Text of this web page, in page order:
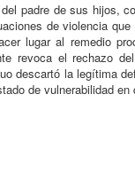
padre de sus hijos,
de violencia
lugar al remedio
revoca el rechazo
descartó la legítima
de vulnerabilidad en